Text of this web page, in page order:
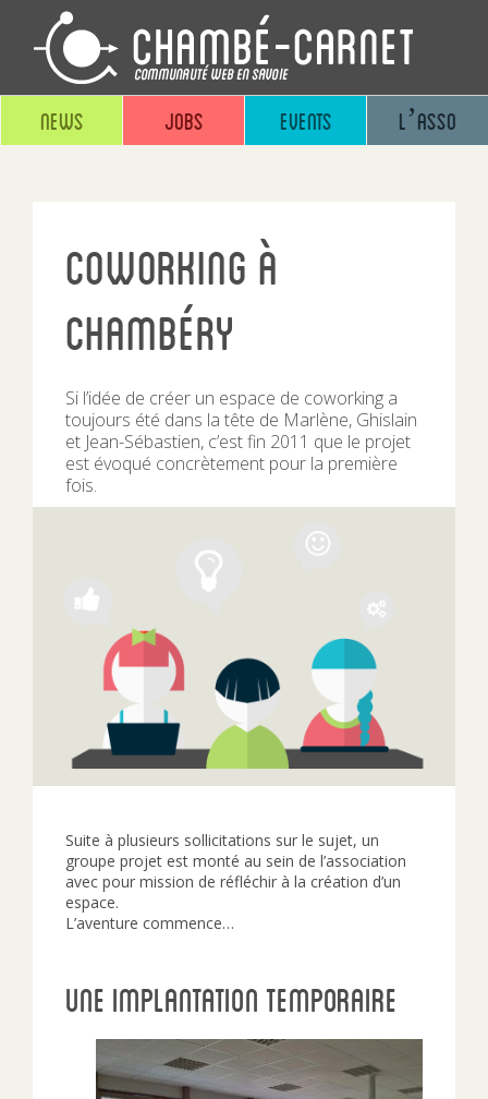
News Jobs Events L’asso
Coworking à
Chambéry
Si l’idée de créer un espace de coworking a
toujours été dans la tête de Marlène, Ghislain
et Jean-Sébastien, c’est fin 2011 que le projet
est évoqué concrètement pour la première
fois.
Suite à plusieurs sollicitations sur le sujet, un
groupe projet est monté au sein de l’association
avec pour mission de réfléchir à la création d’un
espace.
L’aventure commence…
Une implantation temporaire